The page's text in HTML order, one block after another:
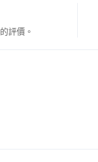
評價。